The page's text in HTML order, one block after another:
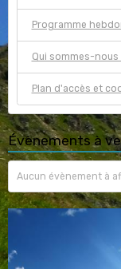
Programme
Qui sommes-nous
Plan d'accès et
Évènements à
Aucun évènement à